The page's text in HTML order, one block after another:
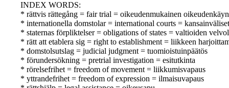
INDEX WORDS:
* rättvis rättegång = fair trial = oikeudenmukainen
* internationella domstolar = international courts =
* staternas förpliktelser = obligations of states = valtioiden
* rätt att etablera sig = right to establishment = liikkeen
* domstolsutslag = judicial judgment = tuomioistuinpäätös
* förundersökning = pretrial investigation = esitutkinta
* rörelsefrihet = freedom of movement = liikkumisvapaus
* yttrandefrihet = freedom of expression = ilmaisuvapaus